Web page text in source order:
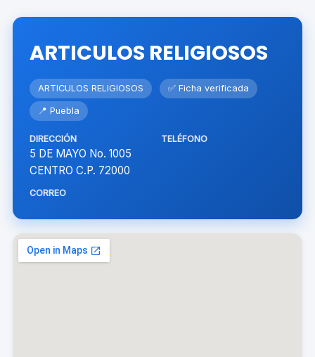
ARTICULOS RELIGIOSOS
ARTICULOS RELIGIOSOS ✅ Ficha verificada
📍 Puebla
DIRECCIÓN
5 DE MAYO No. 1005
CENTRO C.P. 72000
TELÉFONO
CORREO